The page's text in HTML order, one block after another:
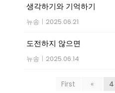
생각하기와 기억하기
뉴송 | 2025.06.21
도전하지 않으면
뉴송 | 2025.06.14
First « 4